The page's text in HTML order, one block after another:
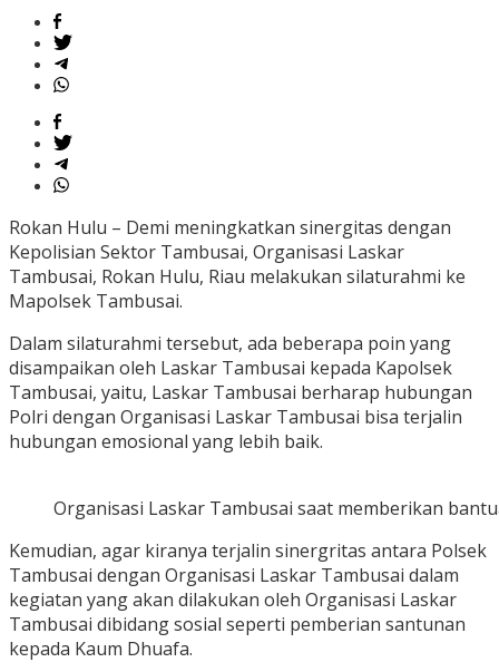
Rokan Hulu – Demi meningkatkan sinergitas dengan
Kepolisian Sektor Tambusai, Organisasi Laskar
Tambusai, Rokan Hulu, Riau melakukan silaturahmi ke
Mapolsek Tambusai.
Dalam silaturahmi tersebut, ada beberapa poin yang
disampaikan oleh Laskar Tambusai kepada Kapolsek
Tambusai, yaitu, Laskar Tambusai berharap hubungan
Polri dengan Organisasi Laskar Tambusai bisa terjalin
hubungan emosional yang lebih baik.
Organisasi Laskar Tambusai saat memberikan
Kemudian, agar kiranya terjalin sinergritas antara Polsek
Tambusai dengan Organisasi Laskar Tambusai dalam
kegiatan yang akan dilakukan oleh Organisasi Laskar
Tambusai dibidang sosial seperti pemberian santunan
kepada Kaum Dhuafa.